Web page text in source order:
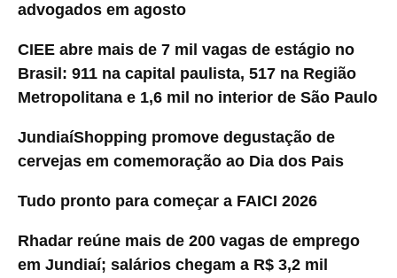
advogados em agosto
CIEE abre mais de 7 mil vagas de estágio no
Brasil: 911 na capital paulista, 517 na Região
Metropolitana e 1,6 mil no interior de São Paulo
JundiaíShopping promove degustação de
cervejas em comemoração ao Dia dos Pais
Tudo pronto para começar a FAICI 2026
Rhadar reúne mais de 200 vagas de emprego
em Jundiaí; salários chegam a R$ 3,2 mil